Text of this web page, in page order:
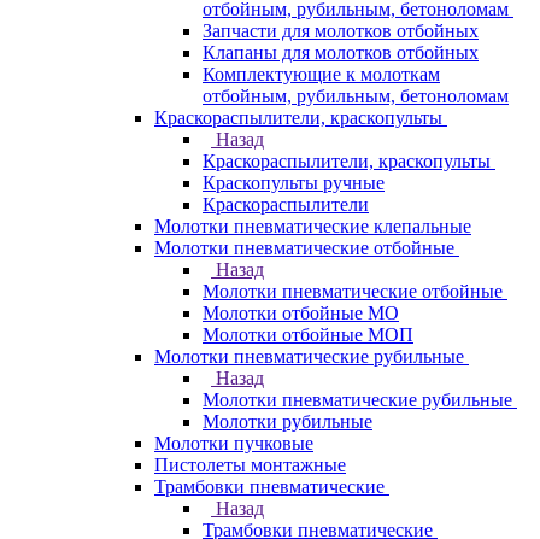
отбойным, рубильным, бетоноломам
Запчасти для молотков отбойных
Клапаны для молотков отбойных
Комплектующие к молоткам
отбойным, рубильным, бетоноломам
Краскораспылители, краскопульты
Назад
Краскораспылители, краскопульты
Краскопульты ручные
Краскораспылители
Молотки пневматические клепальные
Молотки пневматические отбойные
Назад
Молотки пневматические отбойные
Молотки отбойные МО
Молотки отбойные МОП
Молотки пневматические рубильные
Назад
Молотки пневматические рубильные
Молотки рубильные
Молотки пучковые
Пистолеты монтажные
Трамбовки пневматические
Назад
Трамбовки пневматические